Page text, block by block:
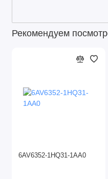
Рекомендуем
6AV6352-1HQ31-1AA0